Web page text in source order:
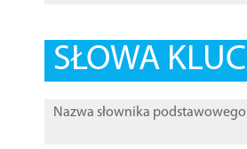
SŁOWA
Nazwa słownika